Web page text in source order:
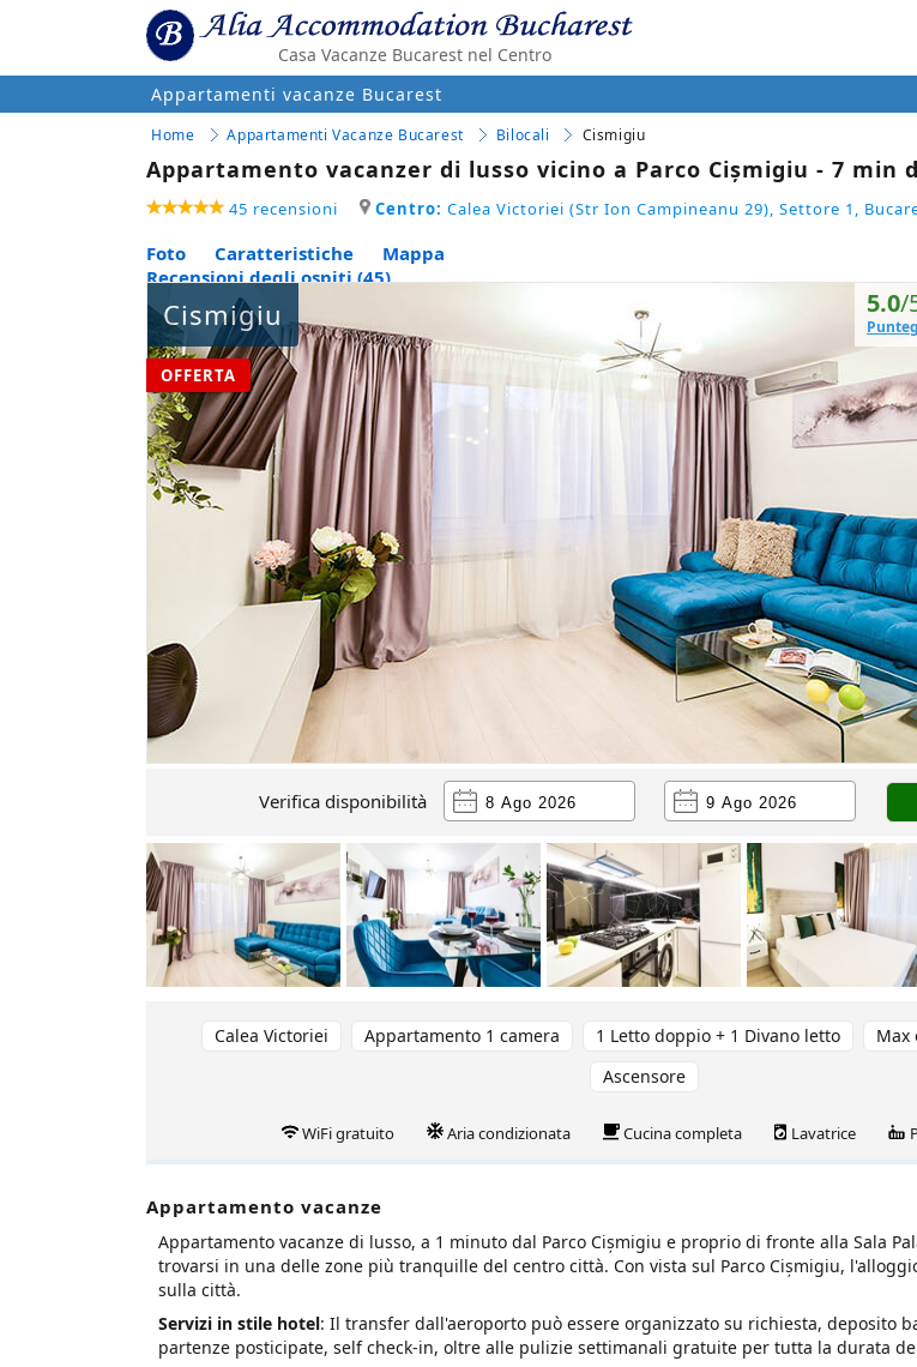
Casa Vacanze Bucarest nel Centro
Appartamenti vacanze Bucarest
Home Appartamenti Vacanze Bucarest Bilocali Cismigiu
Appartamento vacanzer di lusso vicino a Parco Cișmigiu - 7 min
45 recensioni Centro: Calea Victoriei (Str Ion Campineanu 29), Settore 1,
Foto Caratteristiche
Mappa
Recensioni degli ospiti (45)
Cismigiu 5.0/
OFFERTA
Verifica disponibilità
Calea Victoriei Appartamento 1 camera 1 Letto doppio + 1 Divano letto Max
Ascensore
WiFi gratuito Aria condizionata Cucina completa Lavatrice
Appartamento vacanze
Appartamento vacanze di lusso, a 1 minuto dal Parco Cișmigiu e proprio di fronte alla Sala
trovarsi in una delle zone più tranquille del centro città. Con vista sul Parco Cișmigiu,
sulla città.
Servizi in stile hotel: Il transfer dall'aeroporto può essere organizzato su richiesta, deposito
partenze posticipate, self check-in, oltre alle pulizie settimanali gratuite per tutta la durata